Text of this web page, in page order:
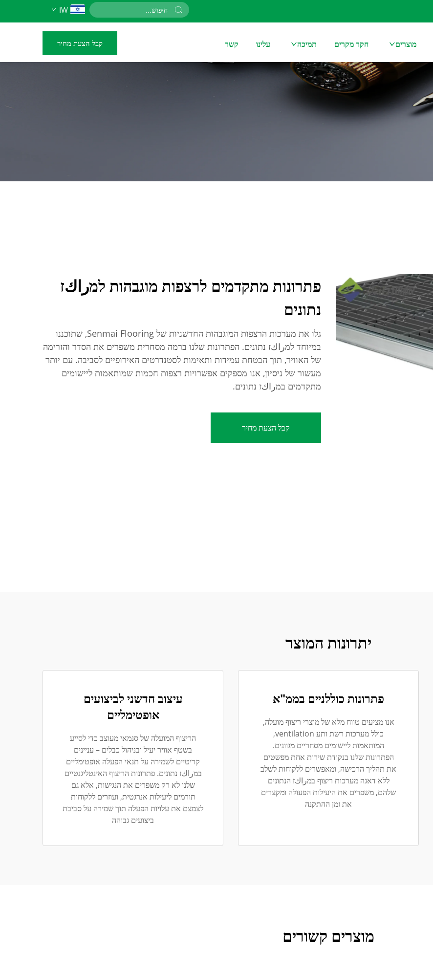
IW
מוצרים חקר מקרים תמיכה עלינו קשר קבל הצעת מחיר
פתרונות מתקדמים לרצפות מוגבהות למراكז
נתונים
גלו את מערכות הרצפות המוגבהות החדשניות של Senmai Flooring, שתוכננו
במיוחד למراكז נתונים. הפתרונות שלנו ברמה מסחרית משפרים את הסדר והזרימה
של האוויר, תוך הבטחת עמידות ותאימות לסטנדרטים האירופיים לסביבה. עם יותר
מעשור של ניסיון, אנו מספקים אפשרויות רצפות חכמות שמותאמות ליישומים
מתקדמים במراكז נתונים.
קבל הצעת מחיר
יתרונות המוצר
פתרונות כוללניים בממ"א
אנו מציעים טווח מלא של מוצרי ריצוף מועלה,
כולל מערכות רשת ותע ventilation,
המותאמות ליישומים מסחריים מגוונים.
הפתרונות שלנו בנקודת שירות אחת מפשטים
את תהליך הרכישה, ומאפשרים ללקוחות לשלב
ללא דאגה מערכות ריצוף במراكז הנתונים
שלהם, משפרים את היעילות הפעולה ומקצרים
את זמן ההתקנה
עיצוב חדשני לביצועים
אופטימליים
הריצוף המועלה של סנמאי מעוצב כדי לסייע
בשטף אוויר יעיל ובניהול כבלים – עניינים
קריטיים לשמירה על תנאי הפעלה אופטימליים
במراكז נתונים. פתרונות הריצוף האינטליגנטיים
שלנו לא רק משפרים את הנגישות, אלא גם
תורמים ליעילות אנרגטית, ועוזרים ללקוחות
לצמצם את עלויות הפעלה תוך שמירה על סביבת
ביצועים גבוהה
מוצרים קשורים